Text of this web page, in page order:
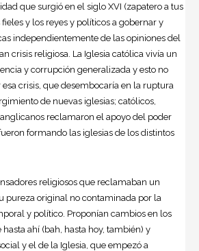
que surgió en el siglo XVI (zapatero a tus
fieles y los reyes y políticos a gobernar y
independientemente de las opiniones del
crisis religiosa. La Iglesia católica vivía un
y corrupción generalizada y esto no
crisis, que desembocaría en la ruptura
de nuevas iglesias; católicos,
reclamaron el apoyo del poder
formando las iglesias de los distintos
religiosos que reclamaban un
pureza original no contaminada por la
y político. Proponían cambios en los
ahí (bah, hasta hoy, también) y
y el de la Iglesia, que empezó a